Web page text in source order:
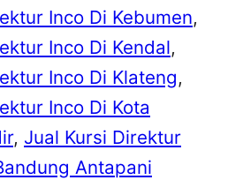
Inco Di Kebumen
Inco Di Kendal
Inco Di Klateng
Inco Di Kota
, Jual Kursi Direktur
Antapani